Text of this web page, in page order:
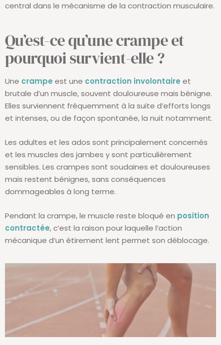
central dans le mécanisme de la contraction musculaire.
Qu’est-ce qu’une crampe et
pourquoi survient-elle ?
Une crampe est une contraction involontaire et
brutale d’un muscle, souvent douloureuse mais bénigne.
Elles surviennent fréquemment à la suite d’efforts longs
et intenses, ou de façon spontanée, la nuit notamment.
Les adultes et les ados sont principalement concernés
et les muscles des jambes y sont particulièrement
sensibles. Les crampes sont soudaines et douloureuses
mais restent bénignes, sans conséquences
dommageables à long terme.
Pendant la crampe, le muscle reste bloqué en position
contractée, c’est la raison pour laquelle l’action
mécanique d’un étirement lent permet son déblocage.